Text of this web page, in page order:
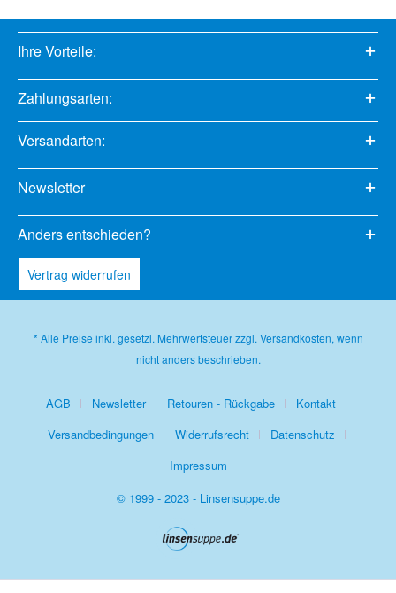
Ihre Vorteile:
Zahlungsarten:
Versandarten:
Newsletter
Anders entschieden?
Vertrag widerrufen
* Alle Preise inkl. gesetzl. Mehrwertsteuer zzgl. Versandkosten, wenn
nicht anders beschrieben.
AGB Newsletter Retouren - Rückgabe
Kontakt
Versandbedingungen
Widerrufsrecht
Datenschutz
Impressum
© 1999 - 2023 - Linsensuppe.de